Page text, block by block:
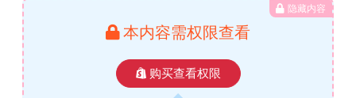
隐藏内容
本内容需权限查看
购买查看权限